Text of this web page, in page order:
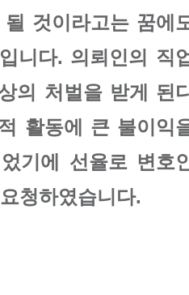
것이라고는 꿈에
니다. 의뢰인의 직
의 처벌을 받게 된
활동에 큰 불이익
기에 선율로 변호
청하였습니다.